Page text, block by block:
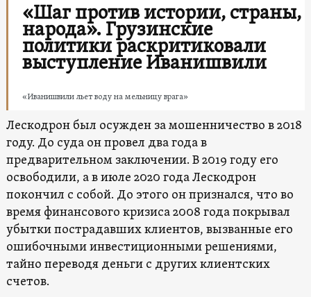
«Шаг против истории, страны,
народа». Грузинские
политики раскритиковали
выступление Иванишвили
«Иванишвили льет воду на мельницу врага»
Лескодрон был осужден за мошенничество в 2018
году. До суда он провел два года в
предварительном заключении. В 2019 году его
освободили, а в июле 2020 года Лескодрон
покончил с собой. До этого он признался, что во
время финансового кризиса 2008 года покрывал
убытки пострадавших клиентов, вызванные его
ошибочными инвестиционными решениями,
тайно переводя деньги с других клиентских
счетов.